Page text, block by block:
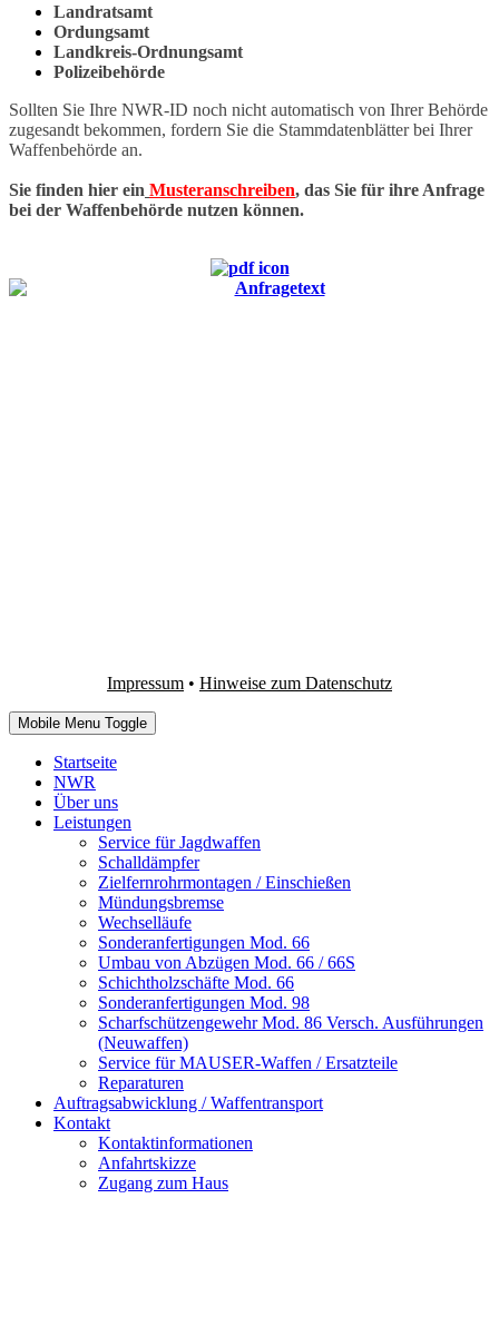
Landratsamt
Ordungsamt
Landkreis-Ordnungsamt
Polizeibehörde
Sollten Sie Ihre NWR-ID noch nicht automatisch von Ihrer Behörde
zugesandt bekommen, fordern Sie die Stammdatenblätter bei Ihrer
Waffenbehörde an.
Sie finden hier ein Musteranschreiben, das Sie für ihre Anfrage
bei der Waffenbehörde nutzen können.
Impressum • Hinweise zum Datenschutz
Mobile Menu Toggle
Startseite
NWR
Über uns
Leistungen
Service für Jagdwaffen
Schalldämpfer
Zielfernrohrmontagen / Einschießen
Mündungsbremse
Wechselläufe
Sonderanfertigungen Mod. 66
Umbau von Abzügen Mod. 66 / 66S
Schichtholzschäfte Mod. 66
Sonderanfertigungen Mod. 98
Scharfschützengewehr Mod. 86 Versch. Ausführungen
(Neuwaffen)
Service für MAUSER-Waffen / Ersatzteile
Reparaturen
Auftragsabwicklung / Waffentransport
Kontakt
Kontaktinformationen
Anfahrtskizze
Zugang zum Haus